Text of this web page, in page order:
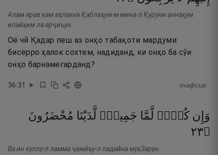
Алам ярав кам аҳлакна Қаблаҳум-м мина-л Қуруни аннаҳум
илайҳим ла ярҷиъун.
Оё чӣ Қадар пеш аз онҳо табақоти мардуми
бисёрро ҳалок сохтем, надиданд, ки онҳо ба сӯи
онҳо барнамегарданд?
36:31 тафсир
وَإِن كُلٌّۭ لَّمَّا جَمِيعٌۭ لَّدَيْنَا مُحْضَرُونَ
۝٣٢
Ва ин куллу-л ламма ҷамӣъу-л ладайна муҳЗарун.